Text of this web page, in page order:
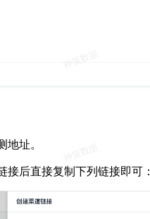
址。
接后直接复制下列链接即可：